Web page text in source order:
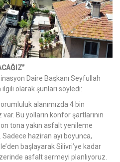
Daire Başkanı Seyfullah
olarak şunları söyledi:
alanımızda 4 bin
Bu yolların konfor şartlarının
tona yakın asfalt yenileme
Sadece haziran ayı boyunca,
başlayarak Silivri’ye kadar
asfalt sermeyi planlıyoruz.